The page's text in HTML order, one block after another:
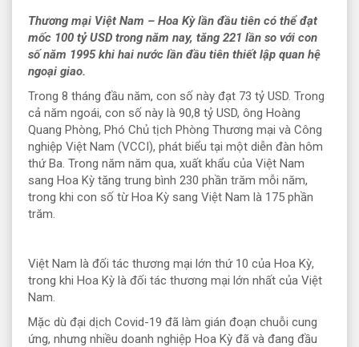
Thương mại Việt Nam – Hoa Kỳ lần đầu tiên có thể đạt
mốc 100 tỷ USD trong năm nay, tăng 221 lần so với con
số năm 1995 khi hai nước lần đầu tiên thiết lập quan hệ
ngoại giao.
Trong 8 tháng đầu năm, con số này đạt 73 tỷ USD. Trong
cả năm ngoái, con số này là 90,8 tỷ USD, ông Hoàng
Quang Phòng, Phó Chủ tịch Phòng Thương mại và Công
nghiệp Việt Nam (VCCI), phát biểu tại một diễn đàn hôm
thứ Ba. Trong năm năm qua, xuất khẩu của Việt Nam
sang Hoa Kỳ tăng trung bình 230 phần trăm mỗi năm,
trong khi con số từ Hoa Kỳ sang Việt Nam là 175 phần
trăm.
Việt Nam là đối tác thương mại lớn thứ 10 của Hoa Kỳ,
trong khi Hoa Kỳ là đối tác thương mại lớn nhất của Việt
Nam.
Mặc dù đại dịch Covid-19 đã làm gián đoạn chuỗi cung
ứng, nhưng nhiều doanh nghiệp Hoa Kỳ đã và đang đầu